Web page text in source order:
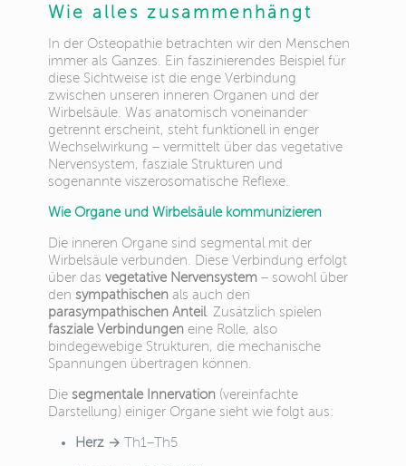
Wie alles zusammenhängt
In der Osteopathie betrachten wir den Menschen
immer als Ganzes. Ein faszinierendes Beispiel für
diese Sichtweise ist die enge Verbindung
zwischen unseren inneren Organen und der
Wirbelsäule. Was anatomisch voneinander
getrennt erscheint, steht funktionell in enger
Wechselwirkung – vermittelt über das vegetative
Nervensystem, fasziale Strukturen und
sogenannte viszerosomatische Reflexe.
Wie Organe und Wirbelsäule kommunizieren
Die inneren Organe sind segmental mit der
Wirbelsäule verbunden. Diese Verbindung erfolgt
über dasvegetative Nervensystem – sowohl über
densympathischen als auch den
parasympathischen Anteil. Zusätzlich spielen
fasziale Verbindungen eine Rolle, also
bindegewebige Strukturen, die mechanische
Spannungen übertragen können.
Diesegmentale Innervation (vereinfachte
Darstellung) einiger Organe sieht wie folgt aus:
Herz → Th1–Th5